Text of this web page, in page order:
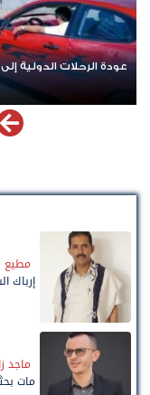
عودة الرحلات الدولية
مطيع
إرباك
ماجد
مات